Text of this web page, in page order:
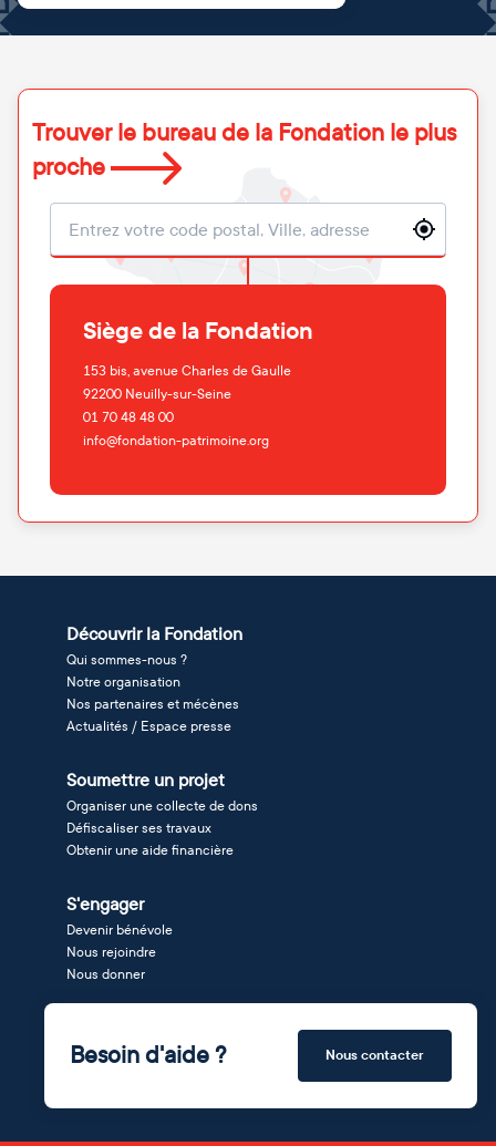
Trouver le bureau de la Fondation le plus
proche
Localisation
Siège de la Fondation
153 bis, avenue Charles de Gaulle
92200 Neuilly-sur-Seine
01 70 48 48 00
info@fondation-patrimoine.org
Découvrir la Fondation
Qui sommes-nous ?
Notre organisation
Nos partenaires et mécènes
Actualités / Espace presse
Soumettre un projet
Organiser une collecte de dons
Défiscaliser ses travaux
Obtenir une aide financière
S'engager
Devenir bénévole
Nous rejoindre
Nous donner
Besoin d'aide ? Nous contacter